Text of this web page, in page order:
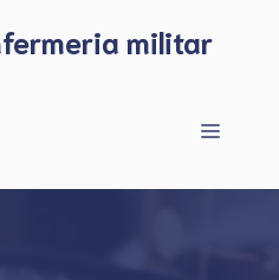
militar
Menu